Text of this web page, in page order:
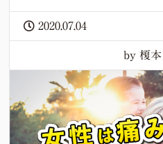
2020.07.04
by 榎